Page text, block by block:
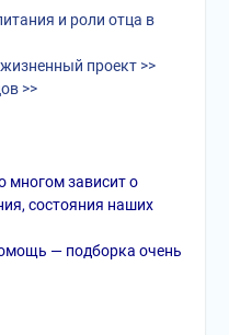
и роли отца в
проект >>
>>
многом зависит о
состояния наших
— подборка очень